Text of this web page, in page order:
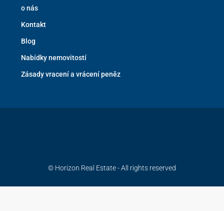
o nás
Kontakt
Blog
Nabídky nemovitostí
Zásady vracení a vrácení peněz
© Horizon Real Estate - All rights reserved